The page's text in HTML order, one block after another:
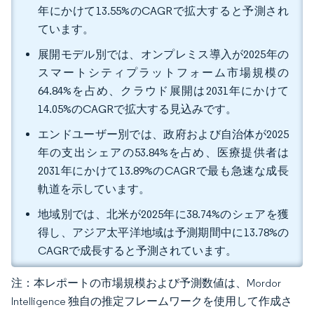
年にかけて13.55%のCAGRで拡大すると予測され
ています。
展開モデル別では、オンプレミス導入が2025年の
スマートシティプラットフォーム市場規模の
64.84%を占め、クラウド展開は2031年にかけて
14.05%のCAGRで拡大する見込みです。
エンドユーザー別では、政府および自治体が2025
年の支出シェアの53.84%を占め、医療提供者は
2031年にかけて13.89%のCAGRで最も急速な成長
軌道を示しています。
地域別では、北米が2025年に38.74%のシェアを獲
得し、アジア太平洋地域は予測期間中に13.78%の
CAGRで成長すると予測されています。
注：本レポートの市場規模および予測数値は、Mordor
Intelligence 独自の推定フレームワークを使用して作成さ